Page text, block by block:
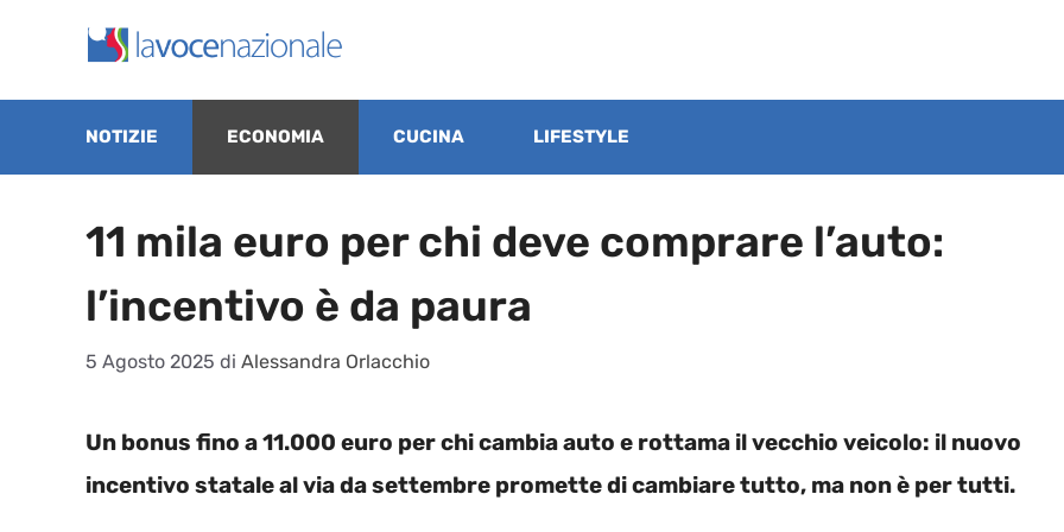
contenuto
NOTIZIE ECONOMIA CUCINA LIFESTYLE
11 mila euro per chi deve comprare l’auto:
l’incentivo è da paura
5 Agosto 2025 di Alessandra Orlacchio
Un bonus fino a 11.000 euro per chi cambia auto e rottama il vecchio veicolo: il nuovo
incentivo statale al via da settembre promette di cambiare tutto, ma non è per tutti.